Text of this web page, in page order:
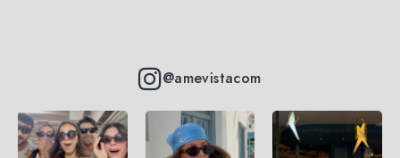
@amevistacom